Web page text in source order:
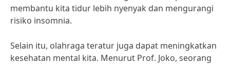
membantu kita tidur lebih nyenyak dan mengurangi
risiko insomnia.
Selain itu, olahraga teratur juga dapat meningkatkan
kesehatan mental kita. Menurut Prof. Joko, seorang